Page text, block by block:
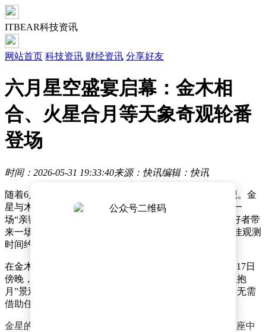
ITBEAR科技资讯
网站首页 科技资讯 财经资讯 分享好友
六月星空盛宴启幕：金木相
合、火星合月等天象奇观轮番
登场
时间：2026-05-31 19:33:40来源：快讯编辑：快讯
随着6月的临近，夜空将迎来一系列精彩纷呈的天文奇观。金
星与木星这两颗夜空中最耀眼的行星，将于6月9日上演一
场“亲密接触”，届时两者将在西方天空相合，为天文爱好者带
来一场视觉盛宴。据天文专家介绍，此次金木相合的最佳观测
时间约为20时30分，亮度极高，肉眼即可清晰观赏。
在金木相合一周后，月亮也将加入这场“星空派对”。6月17日
傍晚，月亮将运行至金星与木星之间，形成罕见的“双星抱
月”景观。这一景象将持续至夜幕降临，观测条件极佳，无需
借助任何设备即可欣赏。
金星的“表演”远未结束。6月20日，这颗行星将接近巨蟹座中